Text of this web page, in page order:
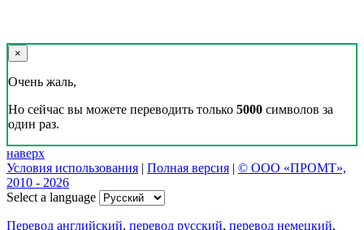
×
Очень жаль,
Но сейчас вы можете переводить только 5000 символов за
один раз.
наверх
Условия использования | Полная версия | © ООО «ПРОМТ»,
2010 - 2026
Select a language
Перевод английский, перевод русский, перевод немецкий,